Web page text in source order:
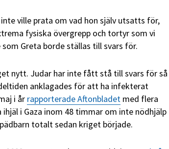
ville prata om vad hon själv utsatts för,
fysiska övergrepp och tortyr som vi
Greta borde ställas till svars för.
nytt. Judar har inte fått stå till svars för så
anklagades för att ha infekterat
i år rapporterade Aftonbladet med flera
i Gaza inom 48 timmar om inte nödhjälp
totalt sedan kriget började.